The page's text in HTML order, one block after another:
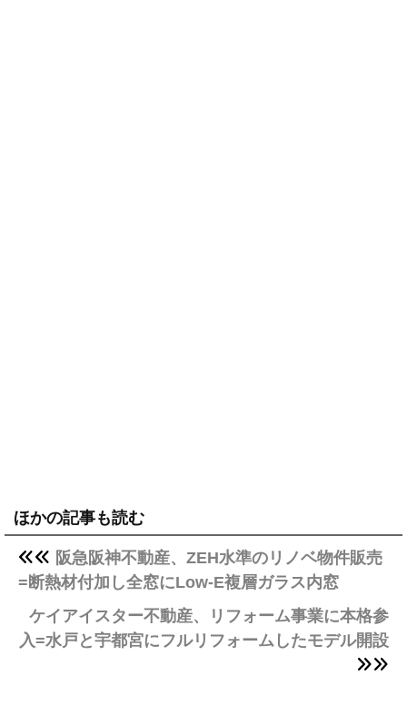
ほかの記事も読む
阪急阪神不動産、ZEH水準のリノベ物件販売
=断熱材付加し全窓にLow-E複層ガラス内窓
ケイアイスター不動産、リフォーム事業に本格参
入=水戸と宇都宮にフルリフォームしたモデル開設